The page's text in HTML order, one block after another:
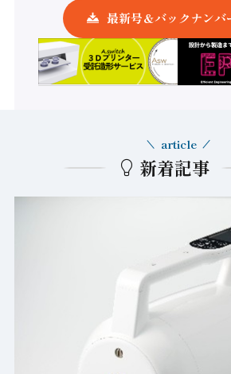
最新号＆バックナンバ
新着記事
article